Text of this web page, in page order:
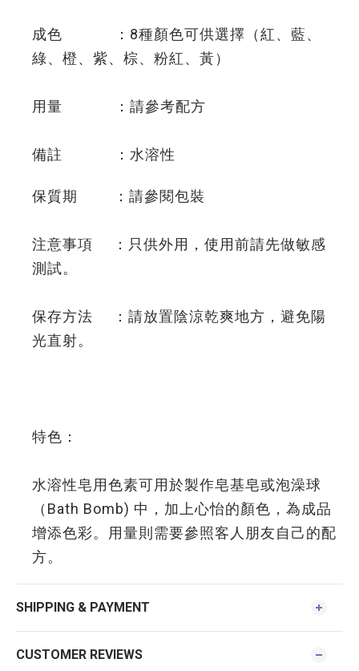
成色 ：8種顏色可供選擇（紅、藍、
綠、橙、紫、棕、粉紅、黃）
用量 ：請參考配方
備註 ：水溶性
保質期 ：請參閱包裝
注意事項 ：只供外用，使用前請先做敏感
測試。
保存方法 ：請放置陰涼乾爽地方，避免陽
光直射。
特色：
水溶性皂用色素可用於製作皂基皂或泡澡球
（Bath Bomb) 中，加上心怡的顏色，為成品
增添色彩。用量則需要參照客人朋友自己的配
方。
SHIPPING & PAYMENT
CUSTOMER REVIEWS